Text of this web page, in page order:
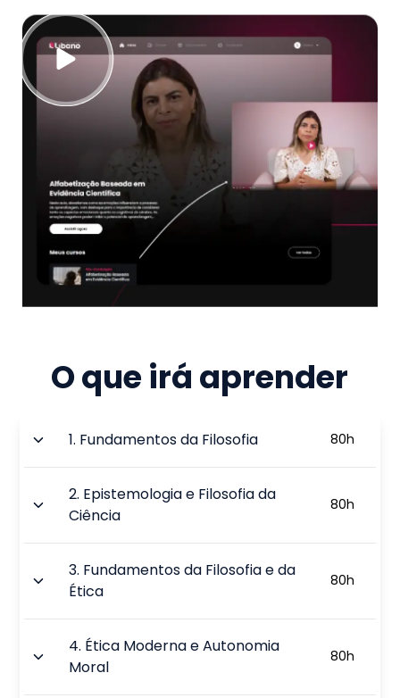
O que irá aprender
1. Fundamentos da Filosofia 80h
2. Epistemologia e Filosofia da
Ciência
80h
3. Fundamentos da Filosofia e da
Ética
80h
4. Ética Moderna e Autonomia
Moral
80h